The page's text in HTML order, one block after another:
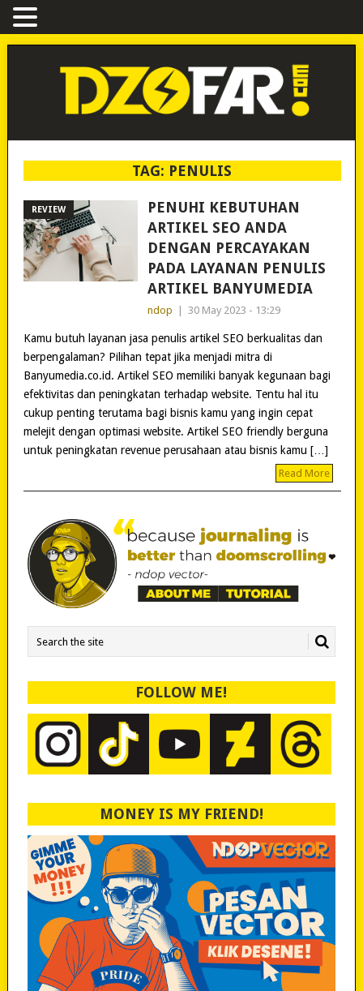
TAG: PENULIS
REVIEW
PENUHI KEBUTUHAN
ARTIKEL SEO ANDA
DENGAN PERCAYAKAN
PADA LAYANAN PENULIS
ARTIKEL BANYUMEDIA
ndop 30 May 2023 - 13:29
Kamu butuh layanan jasa penulis artikel SEO berkualitas dan
berpengalaman? Pilihan tepat jika menjadi mitra di
Banyumedia.co.id. Artikel SEO memiliki banyak kegunaan bagi
efektivitas dan peningkatan terhadap website. Tentu hal itu
cukup penting terutama bagi bisnis kamu yang ingin cepat
melejit dengan optimasi website. Artikel SEO friendly berguna
untuk peningkatan revenue perusahaan atau bisnis kamu […]
Read More
FOLLOW ME!
MONEY IS MY FRIEND!